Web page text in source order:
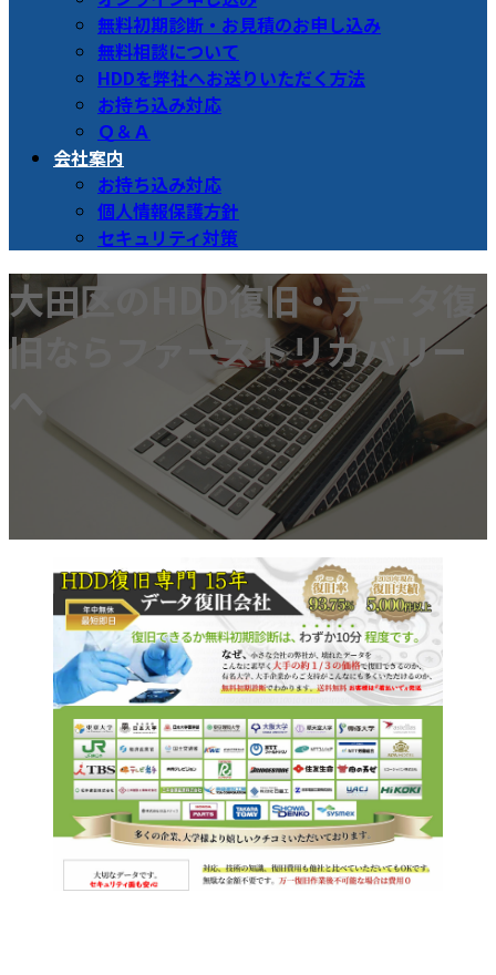
無料初期診断・お見積のお申し込み
無料相談について
HDDを弊社へお送りいただく方法
お持ち込み対応
Ｑ＆Ａ
会社案内
お持ち込み対応
個人情報保護方針
セキュリティ対策
大田区のHDD復旧・データ復
旧ならファーストリカバリー